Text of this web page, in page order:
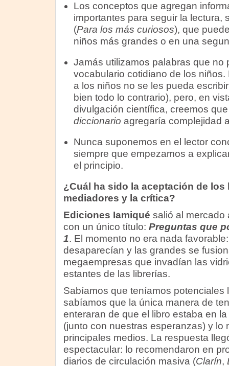
Los conceptos que agregan
importantes para seguir la lectura,
(Para los más curiosos), que
niños más grandes o en una
Jamás utilizamos palabras que no
vocabulario cotidiano de los
a los niños no se les pueda
bien todo lo contrario), pero, en
divulgación científica, creemos
diccionario agregaría complejidad
Nunca suponemos en el lector
siempre que empezamos a
el principio.
¿Cuál ha sido la aceptación de
mediadores y la crítica?
Ediciones Iamiqué salió al mercado
con un único título: Preguntas que
1. El momento no era nada
desaparecían y las grandes se
megaempresas que invadían las
estantes de las librerías.
Sabíamos que teníamos potenciales
sabíamos que la única manera de
enteraran de que el libro estaba en
(junto con nuestras esperanzas) y lo
principales medios. La respuesta
espectacular: lo recomendaron en
diarios de circulación masiva (Clarín,